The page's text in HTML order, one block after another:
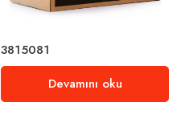
3815081
Devamını oku